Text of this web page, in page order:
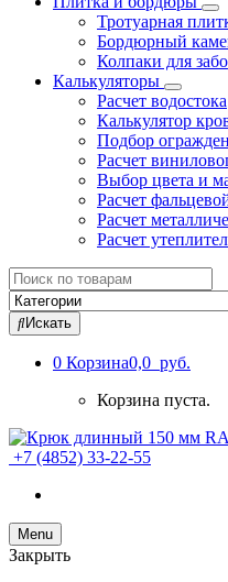
Тротуарная
Бордюрный
Колпаки для
Калькуляторы
Расчет водостока
Калькулятор
Подбор
Расчет
Выбор цвета и
Расчет
Расчет
Расчет
Search
for:
Искать
0 Корзина0,0 руб.
Корзина пуста.
+7 (4852) 33-22-55
Menu
Закрыть